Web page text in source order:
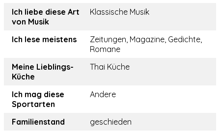
Ich liebe diese Art
von Musik
Klassische Musik
Ich lese meistens
Zeitungen, Magazine, Gedichte,
Romane
Meine Lieblings-
Küche
Thai Küche
Ich mag diese
Sportarten
Andere
Familienstand
geschieden